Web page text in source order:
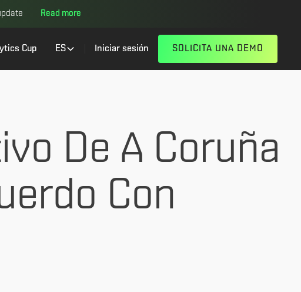
Read more
Cup ES Iniciar sesión SOLICITA UNA DEMO
De A Coruña
Con